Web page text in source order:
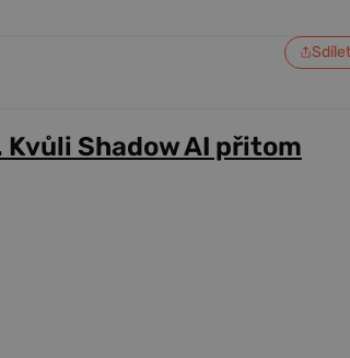
Sdílet
Shadow AI přitom